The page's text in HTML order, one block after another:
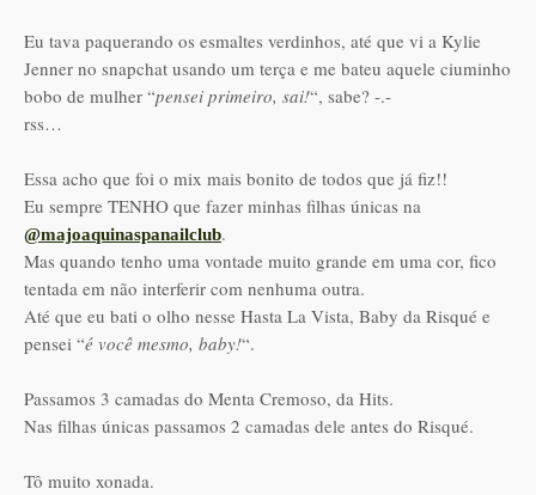
Eu tava paquerando os esmaltes verdinhos, até que vi a Kylie
Jenner no snapchat usando um terça e me bateu aquele ciuminho
bobo de mulher “pensei primeiro, sai!“, sabe? -.-
rss…
Essa acho que foi o mix mais bonito de todos que já fiz!!
Eu sempre TENHO que fazer minhas filhas únicas na
@majoaquinaspanailclub.
Mas quando tenho uma vontade muito grande em uma cor, fico
tentada em não interferir com nenhuma outra.
Até que eu bati o olho nesse Hasta La Vista, Baby da Risqué e
pensei “é você mesmo, baby!“.
Passamos 3 camadas do Menta Cremoso, da Hits.
Nas filhas únicas passamos 2 camadas dele antes do Risqué.
Tô muito xonada.